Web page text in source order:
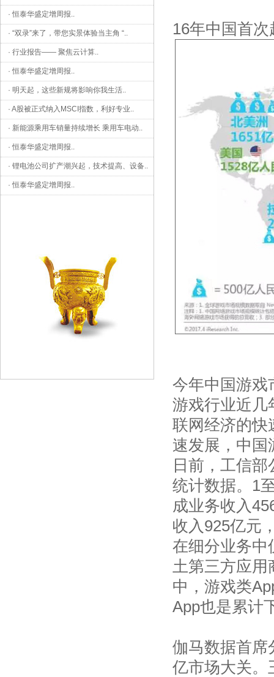
·恒泰华盛定增周报..
· “双录”来了，带您实景体验当主角 “..
· 行业报告—— 聚焦云计算..
·恒泰华盛定增周报..
· 明天起，这些新规将影响你我生活..
· A股被正式纳入MSCI指数，利好专业..
· 新能源乘用车销量持续增长 乘用车电动..
·恒泰华盛定增周报..
· 锂电池公司扩产潮兴起，技术提高、设备..
·恒泰华盛定增周报..
16年中国首
今年中国游戏
游戏行业近
联网经济的快
速发展，中国
日前，工信
统计数据。1
成业务收入
收入925亿元
在细分业务中
土第三方应用
中，游戏类
App也是累计
伽马数据首席
亿市场大关。